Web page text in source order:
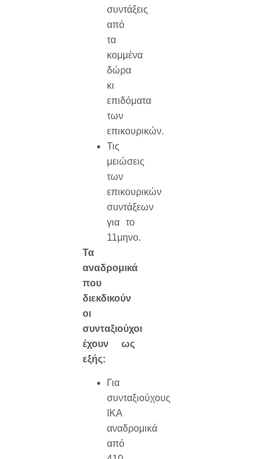
συντάξεις
από
τα
κομμένα
δώρα
κι
επιδόματα
των
επικουρικών.
Τις
μειώσεις
των
επικουρικών
συντάξεων
για το
11μηνο.
Τα
αναδρομικά
που
διεκδικούν
οι
συνταξιούχοι
έχουν ως
εξής:
Για
συνταξιούχους
ΙΚΑ
αναδρομικά
από